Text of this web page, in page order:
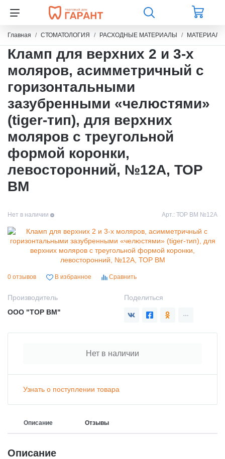
Главная СТОМАТОЛОГИЯ РАСХОДНЫЕ МАТЕРИАЛЫ
Кламп для верхних 2 и 3-х
моляров, асимметричный с
горизонтальными
зазубренными «челюстями»
(tiger-тип), для верхних
моляров с треугольной
формой коронки,
левосторонний, №12А, ТОР
ВМ
Нет в наличии Арт.: ТОР ВМ №12А
0 отзывов В избранное Сравнить
Производитель
ООО "ТОР ВМ"
Поделиться
Нет в наличии
Узнать о поступлении товара
Описание Отзывы
Описание